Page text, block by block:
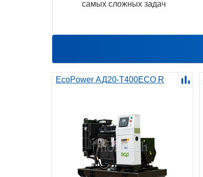
самых сложных задач
EcoPower АД20-T400ECO R